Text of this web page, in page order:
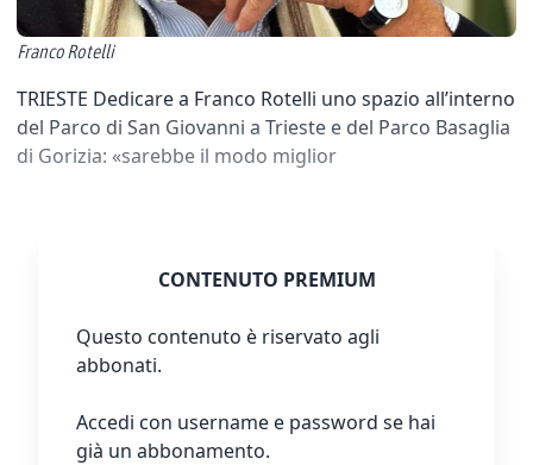
Franco Rotelli
TRIESTE Dedicare a Franco Rotelli uno spazio all’interno
del Parco di San Giovanni a Trieste e del Parco Basaglia
di Gorizia: «sarebbe il modo miglior
CONTENUTO PREMIUM
Questo contenuto è riservato agli
abbonati.
Accedi con username e password se hai
già un abbonamento.